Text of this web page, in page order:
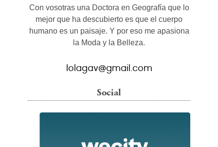
Con vosotras una Doctora en Geografía que lo
mejor que ha descubierto es que el cuerpo
humano es un paisaje. Y por eso me apasiona
la Moda y la Belleza.
lolagav@gmail.com
Social